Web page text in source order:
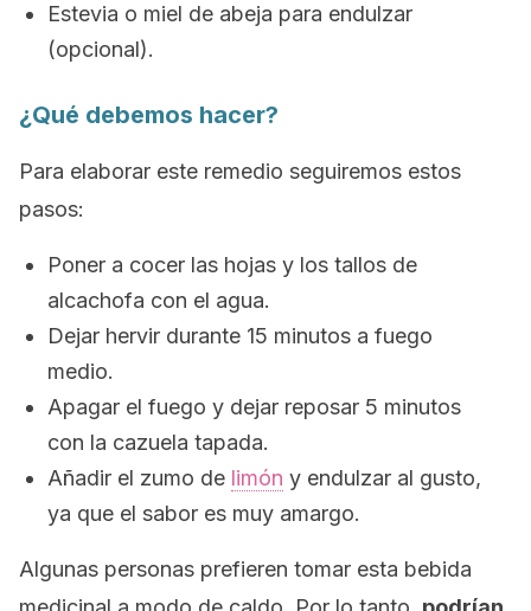
Estevia o miel de abeja para endulzar
(opcional).
¿Qué debemos hacer?
Para elaborar este remedio seguiremos estos
pasos:
Poner a cocer las hojas y los tallos de
alcachofa con el agua.
Dejar hervir durante 15 minutos a fuego
medio.
Apagar el fuego y dejar reposar 5 minutos
con la cazuela tapada.
Añadir el zumo de limón y endulzar al gusto,
ya que el sabor es muy amargo.
Algunas personas prefieren tomar esta bebida